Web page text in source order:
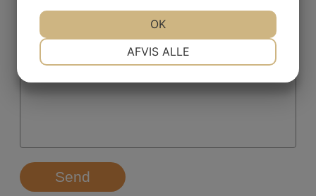
Hvad drejer din henvendelse sig om?*
Send
AFVIS ALLE
OK